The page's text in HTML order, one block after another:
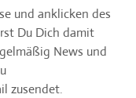
und anklicken des
Du Dich damit
News und
zusendet.